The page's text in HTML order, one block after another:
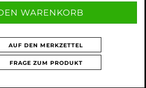
AUF DEN MERKZETTEL
FRAGE ZUM PRODUKT